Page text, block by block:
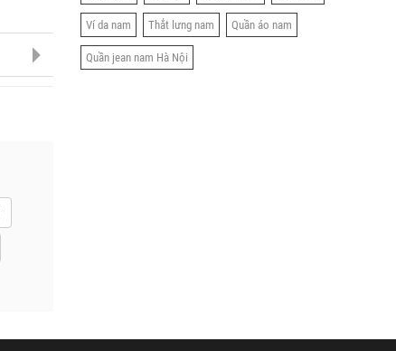
Ví da nam Thắt lưng nam Quần áo nam
Quần jean nam Hà Nội